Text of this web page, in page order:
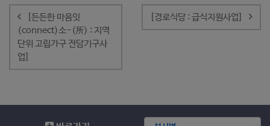
내
비
게
이
션
[든든한 마음잇
(connect)소-(所) : 지역
단위 고립가구 전담기구사
업]
[경로식당 : 급식지원사업]